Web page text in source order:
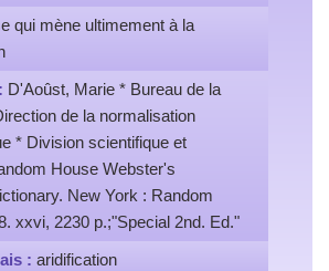
qui mène ultimement à la
D'Aoûst, Marie * Bureau de la
de la normalisation
* Division scientifique et
House Webster's
New York : Random
xxvi, 2230 p.;"Special 2nd. Ed."
: aridification